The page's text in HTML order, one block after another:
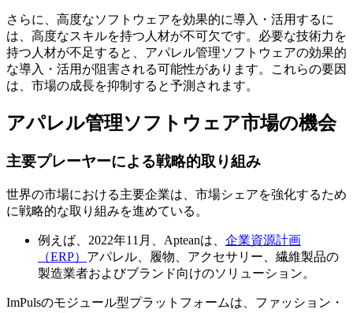
さらに、高度なソフトウェアを効果的に導入・活用するに
は、高度なスキルを持つ人材が不可欠です。必要な技術力を
持つ人材が不足すると、アパレル管理ソフトウェアの効果的
な導入・活用が阻害される可能性があります。これらの要因
は、市場の成長を抑制すると予測されます。
アパレル管理ソフトウェア市場の機会
主要プレーヤーによる戦略的取り組み
世界の市場における主要企業は、市場シェアを強化するため
に戦略的な取り組みを進めている。
例えば、2022年11月、Apteanは、 企業資源計画
（ERP） アパレル、履物、アクセサリー、繊維製品の
製造業者およびブランド向けのソリューション。
ImPulsのモジュール型プラットフォームは、ファッション・